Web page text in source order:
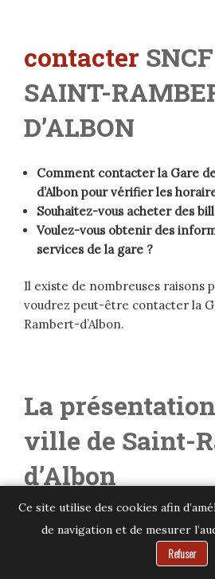
contacter
SAINT-
D’ALBON
Comment contacter la Gare
d’Albon pour vérifier les
Souhaitez-vous acheter des
Voulez-vous obtenir des
services de la gare ?
Il existe de nombreuses raisons
voudrez peut-être contacter la
Rambert-d’Albon.
La
ville de Saint-
d’Albon
Saint-Rambert-d’Albon est une
localisée dans le nord du
en région Auvergne-Rhône-
Ce site utilise des cookies afin
de navigation et de mesurer
Refuser